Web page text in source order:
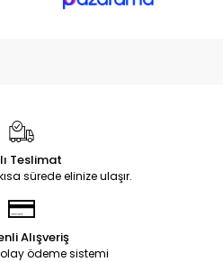
Teslimat
sürede elinize ulaşır.
Alışveriş
ödeme sistemi